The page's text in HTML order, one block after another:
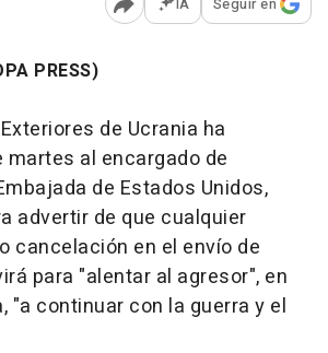
Abrir opciones para
IA Seguir en
PRESS)
de Ucrania ha
al encargado de
de Estados Unidos,
advertir de que cualquier
cancelación en el envío de
para "alentar al agresor", en
"a continuar con la guerra y el